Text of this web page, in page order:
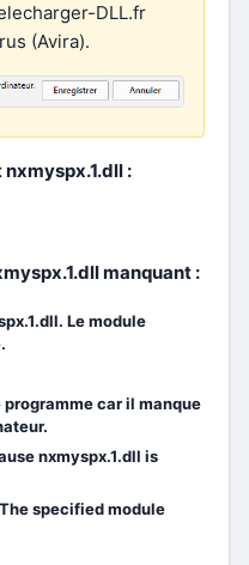
DLL.fr
(Avira).
:
manquant :
Le module
car il manque
nxmyspx.1.dll is
specified module